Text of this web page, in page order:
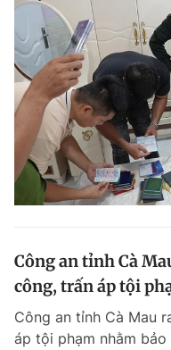
Công an tỉnh Cà
công, trấn áp tội
Công an tỉnh Cà Mau
áp tội phạm nhằm